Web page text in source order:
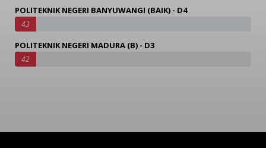
POLITEKNIK NEGERI BANYUWANGI (BAIK) - D4
43
POLITEKNIK NEGERI MADURA (B) - D3
42